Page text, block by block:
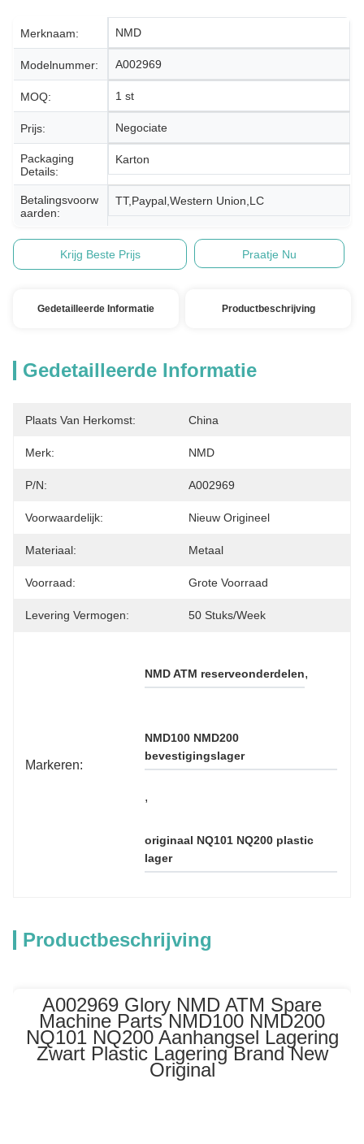
Merknaam: NMD
Modelnummer: A002969
MOQ: 1 st
Prijs: Negociate
Packaging
Details:
Karton
Betalingsvoorw
Aarden:
TT,Paypal,Western Union,LC
Krijg Beste Prijs Praatje Nu
Gedetailleerde Informatie Productbeschrijving
Gedetailleerde Informatie
Plaats Van Herkomst: China
Merk: NMD
P/N: A002969
Voorwaardelijk: Nieuw Origineel
Materiaal: Metaal
Voorraad: Grote Voorraad
Levering Vermogen: 50 Stuks/week
Markeren:
NMD ATM reserveonderdelen,
NMD100 NMD200
bevestigingslager
,
originaal NQ101 NQ200 plastic
lager
Productbeschrijving
A002969 Glory NMD ATM Spare
Machine Parts NMD100 NMD200
NQ101 NQ200 Aanhangsel Lagering
Zwart Plastic Lagering Brand New
Original